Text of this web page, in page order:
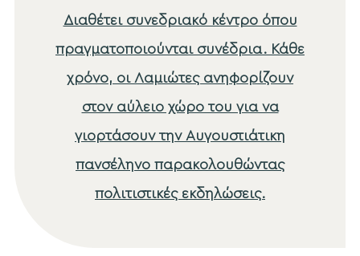
Διαθέτει συνεδριακό κέντρο όπου
πραγματοποιούνται συνέδρια. Κάθε
χρόνο, οι Λαμιώτες ανηφορίζουν
στον αύλειο χώρο του για να
γιορτάσουν την Αυγουστιάτικη
πανσέληνο παρακολουθώντας
πολιτιστικές εκδηλώσεις.